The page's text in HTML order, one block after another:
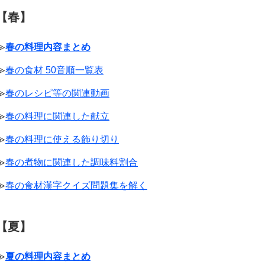
春】
春の料理内容まとめ
春の食材 50音順一覧表
春のレシピ等の関連動画
春の料理に関連した献立
春の料理に使える飾り切り
春の煮物に関連した調味料割合
春の食材漢字クイズ問題集を解く
夏】
夏の料理内容まとめ